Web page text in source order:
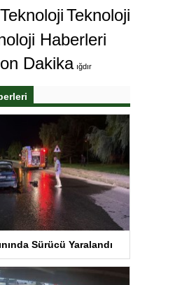
TeknolojiTeknoloji
Haberleri
Dakika ığdır
Sürücü Yaralandı